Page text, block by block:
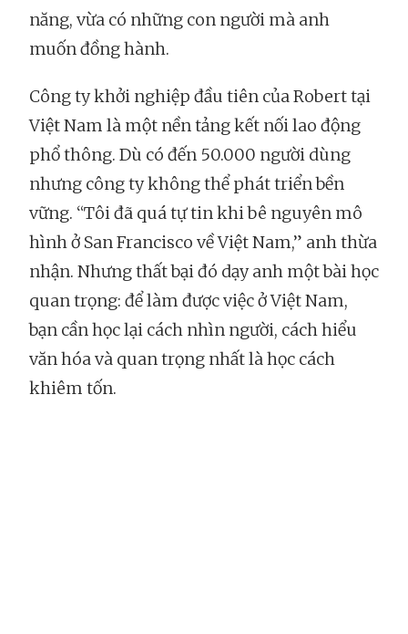
năng, vừa có những con người mà anh
muốn đồng hành.
Công ty khởi nghiệp đầu tiên của Robert tại
Việt Nam là một nền tảng kết nối lao động
phổ thông. Dù có đến 50.000 người dùng
nhưng công ty không thể phát triển bền
vững. “Tôi đã quá tự tin khi bê nguyên mô
hình ở San Francisco về Việt Nam,” anh thừa
nhận. Nhưng thất bại đó dạy anh một bài học
quan trọng: để làm được việc ở Việt Nam,
bạn cần học lại cách nhìn người, cách hiểu
văn hóa và quan trọng nhất là học cách
khiêm tốn.